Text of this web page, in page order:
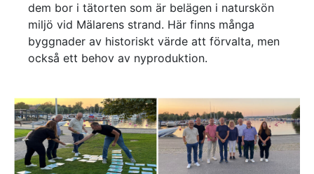
Om oss
Referenser
AKTUELLT
— Inre hamnen etapp 2 – tillsammans bygger
vi framtidens Norrköping
—
Erfarenhetsåterföring skapar mervärde i
strategisk partnering
—
Vem leder processerna när projekten blir
dem bor i tätorten som är belägen i naturskön
miljö vid Mälarens strand. Här finns många
byggnader av historiskt värde att förvalta, men
också ett behov av nyproduktion.